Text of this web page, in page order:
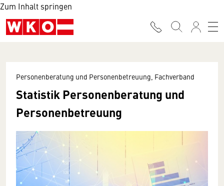
Zum Inhalt springen
Personenberatung und Personenbetreuung, Fachverband
Statistik Personenberatung und
Personenbetreuung